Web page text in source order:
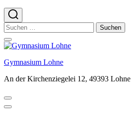
Suchen
nach:
Gymnasium Lohne
An der Kirchenziegelei 12, 49393 Lohne